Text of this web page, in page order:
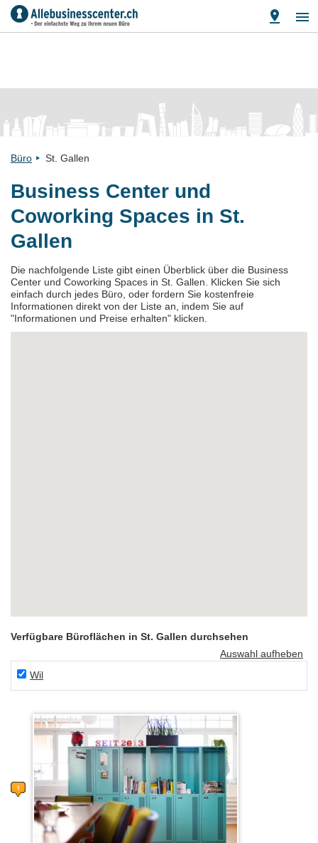
Büro St. Gallen
Business Center und
Coworking Spaces in St.
Gallen
Die nachfolgende Liste gibt einen Überblick über die Business
Center und Coworking Spaces in St. Gallen. Klicken Sie sich
einfach durch jedes Büro, oder fordern Sie kostenfreie
Informationen direkt von der Liste an, indem Sie auf
"Informationen und Preise erhalten" klicken.
Verfügbare Büroflächen in St. Gallen durchsehen
Auswahl aufheben
Wil